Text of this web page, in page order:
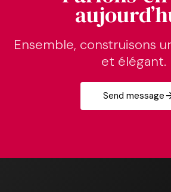
Ensemble, construisons
et élégant.
Send message